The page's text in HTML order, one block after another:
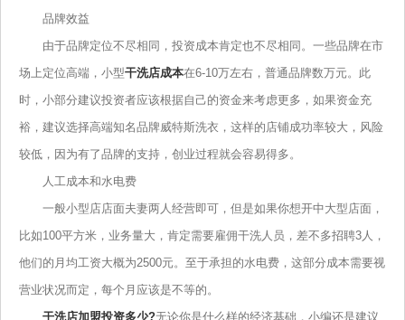
品牌效益
由于品牌定位不尽相同，投资成本肯定也不尽相同。一些品牌在市
场上定位高端，小型干洗店成本在6-10万左右，普通品牌数万元。此
时，小部分建议投资者应该根据自己的资金来考虑更多，如果资金充
裕，建议选择高端知名品牌威特斯洗衣，这样的店铺成功率较大，风险
较低，因为有了品牌的支持，创业过程就会容易得多。
人工成本和水电费
一般小型店店面夫妻两人经营即可，但是如果你想开中大型店面，
比如100平方米，业务量大，肯定需要雇佣干洗人员，差不多招聘3人，
他们的月均工资大概为2500元。至于承担的水电费，这部分成本需要视
营业状况而定，每个月应该是不等的。
干洗店加盟投资多少?无论你是什么样的经济基础，小编还是建议